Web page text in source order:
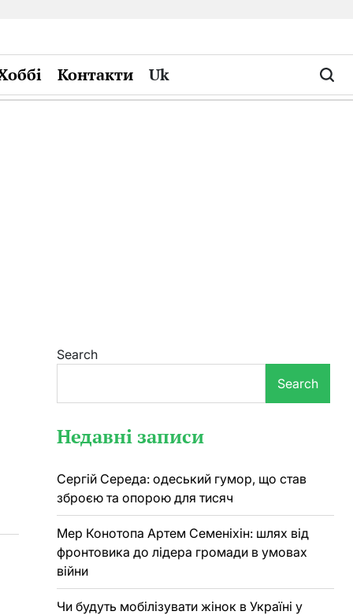
Контакти Uk
Search
Search
Недавні записи
Сергій Середа: одеський гумор, що став
зброєю та опорою для тисяч
Мер Конотопа Артем Семеніхін: шлях від
фронтовика до лідера громади в умовах
війни
Чи будуть мобілізувати жінок в Україні у